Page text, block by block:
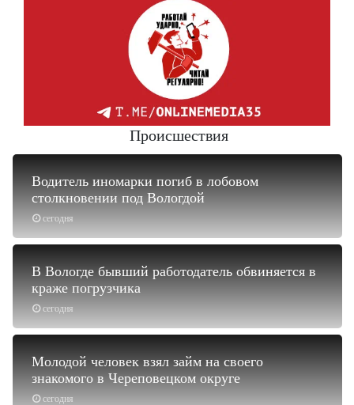
Происшествия
сегодня
Водитель иномарки погиб в лобовом
столкновении под Вологдой
сегодня
В Вологде бывший работодатель обвиняется в
краже погрузчика
сегодня
Молодой человек взял займ на своего
знакомого в Череповецком округе